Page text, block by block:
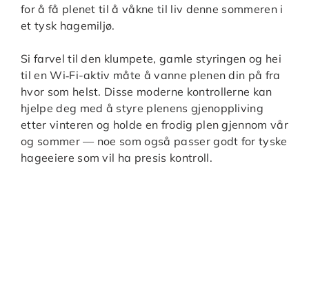
for å få plenet til å våkne til liv denne sommeren i
et tysk hagemiljø.
Si farvel til den klumpete, gamle styringen og hei
til en Wi‑Fi-aktiv måte å vanne plenen din på fra
hvor som helst. Disse moderne kontrollerne kan
hjelpe deg med å styre plenens gjenoppliving
etter vinteren og holde en frodig plen gjennom vår
og sommer — noe som også passer godt for tyske
hageeiere som vil ha presis kontroll.